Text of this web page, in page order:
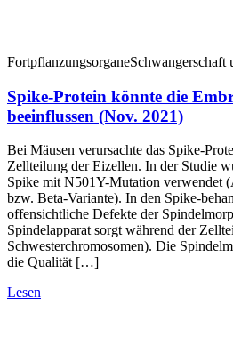
FortpflanzungsorganeSchwangerschaft
Spike-Protein könnte die
beeinflussen (Nov. 2021)
Bei Mäusen verursachte das Spike-
Zellteilung der Eizellen. In der Studie
Spike mit N501Y-Mutation verwendet
bzw. Beta-Variante). In den Spike-
offensichtliche Defekte der
Spindelapparat sorgt während der
Schwesterchromosomen). Die
die Qualität […]
Lesen